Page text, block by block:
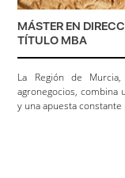
MÁSTER EN
TÍTULO MBA
La Región de
agronegocios, combina
y una apuesta